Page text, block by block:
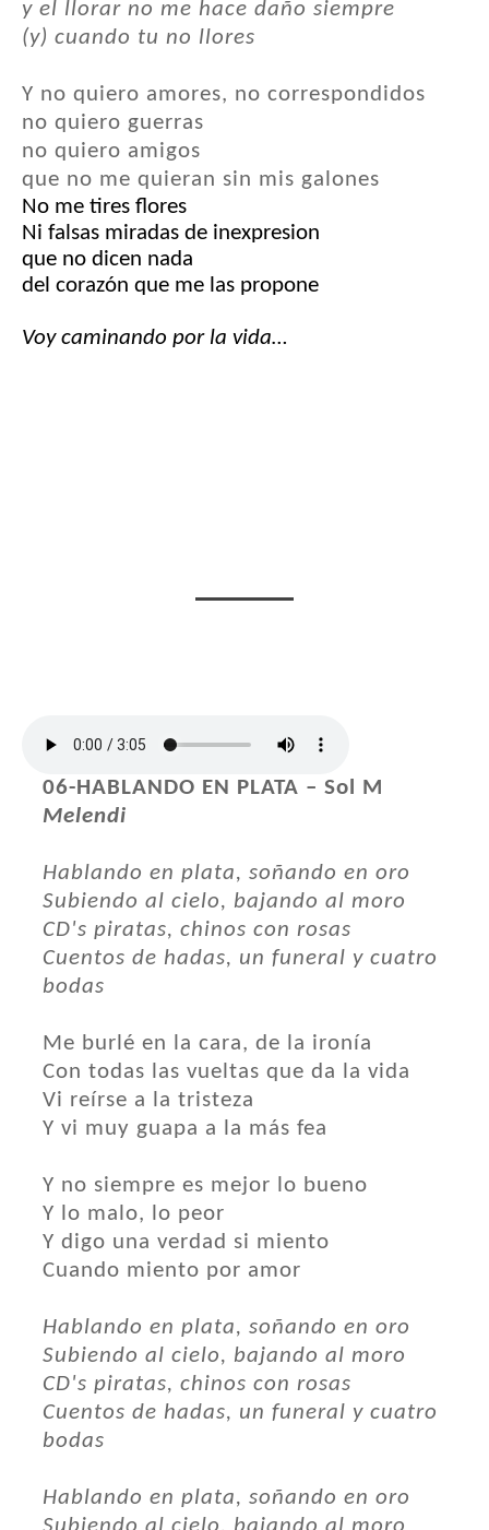
y el llorar no me hace daño siempre
(y) cuando tu no llores
Y no quiero amores, no correspondidos
no quiero guerras
no quiero amigos
que no me quieran sin mis galones
No me tires flores
Ni falsas miradas de inexpresion
que no dicen nada
del corazón que me las propone
Voy caminando por la vida…
06-HABLANDO EN PLATA – Sol M
Melendi
Hablando en plata, soñando en oro
Subiendo al cielo, bajando al moro
CD's piratas, chinos con rosas
Cuentos de hadas, un funeral y cuatro
bodas
Me burlé en la cara, de la ironía
Con todas las vueltas que da la vida
Vi reírse a la tristeza
Y vi muy guapa a la más fea
Y no siempre es mejor lo bueno
Y lo malo, lo peor
Y digo una verdad si miento
Cuando miento por amor
Hablando en plata, soñando en oro
Subiendo al cielo, bajando al moro
CD's piratas, chinos con rosas
Cuentos de hadas, un funeral y cuatro
bodas
Hablando en plata, soñando en oro